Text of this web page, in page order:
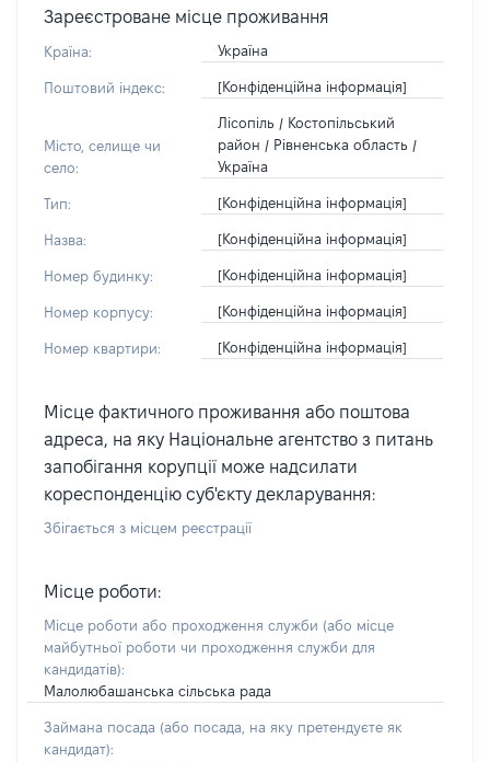
Зареєстроване місце проживання
Країна: Україна
Поштовий індекс: [Конфіденційна інформація]
Місто, селище чи
село:
Лісопіль / Костопільський
район / Рівненська область /
Україна
Тип: [Конфіденційна інформація]
Назва: [Конфіденційна інформація]
Номер будинку: [Конфіденційна інформація]
Номер корпусу: [Конфіденційна інформація]
Номер квартири: [Конфіденційна інформація]
Місце фактичного проживання або поштова
адреса, на яку Національне агентство з питань
запобігання корупції може надсилати
кореспонденцію суб'єкту декларування:
Збігається з місцем реєстрації
Місце роботи:
Місце роботи або проходження служби (або місце
майбутньої роботи чи проходження служби для
кандидатів):
Малолюбашанська сільська рада
Займана посада (або посада, на яку претендуєте як
кандидат):